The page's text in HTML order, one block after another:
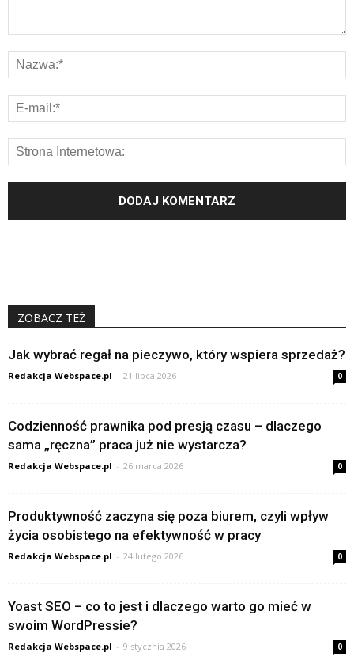
ZOBACZ TEŻ
Jak wybrać regał na pieczywo, który wspiera sprzedaż?
Redakcja Webspace.pl - 21 lipca 2026 0
Codzienność prawnika pod presją czasu – dlaczego
sama „ręczna” praca już nie wystarcza?
Redakcja Webspace.pl - 26 marca 2026 0
Produktywność zaczyna się poza biurem, czyli wpływ
życia osobistego na efektywność w pracy
Redakcja Webspace.pl - 24 lutego 2026 0
Yoast SEO – co to jest i dlaczego warto go mieć w
swoim WordPressie?
Redakcja Webspace.pl - 9 stycznia 2026 0